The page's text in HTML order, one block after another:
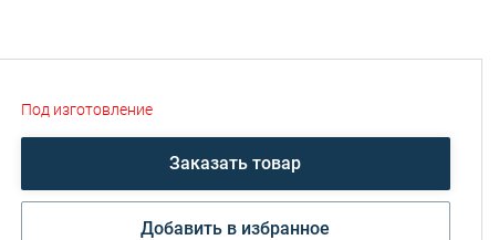
Под изготовление
Заказать товар
Добавить в избранное